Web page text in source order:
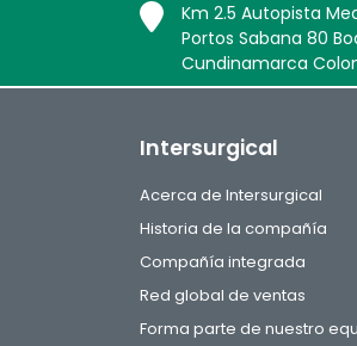
Km 2.5 Autopista
Portos Sabana 80
Cundinamarca
Intersurgical
Acerca de Intersurgical
Historia de la compañía
Compañía integrada
Red global de ventas
Forma parte de nuestro